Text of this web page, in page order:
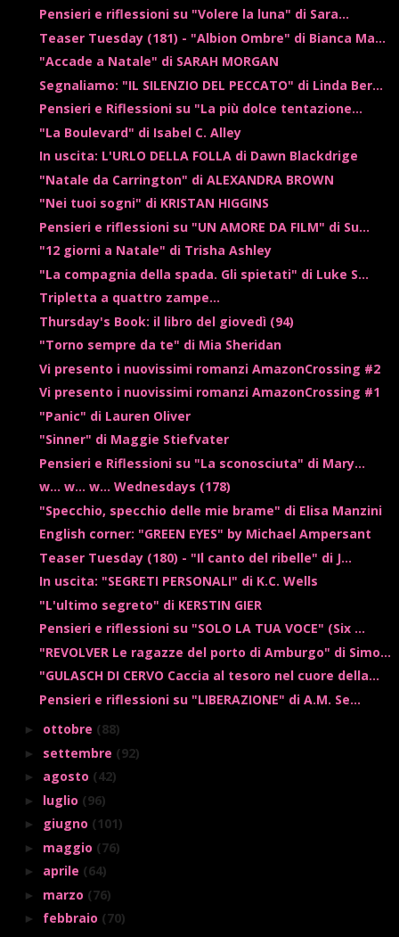
Pensieri e riflessioni su "Volere la luna" di Sara...
Teaser Tuesday (181) - "Albion Ombre" di Bianca Ma...
"Accade a Natale" di SARAH MORGAN
Segnaliamo: "IL SILENZIO DEL PECCATO" di Linda Ber...
Pensieri e Riflessioni su "La più dolce tentazione...
"La Boulevard" di Isabel C. Alley
In uscita: L'URLO DELLA FOLLA di Dawn Blackdrige
"Natale da Carrington" di ALEXANDRA BROWN
"Nei tuoi sogni" di KRISTAN HIGGINS
Pensieri e riflessioni su "UN AMORE DA FILM" di Su...
"12 giorni a Natale" di Trisha Ashley
"La compagnia della spada. Gli spietati" di Luke S...
Tripletta a quattro zampe...
Thursday's Book: il libro del giovedì (94)
"Torno sempre da te" di Mia Sheridan
Vi presento i nuovissimi romanzi AmazonCrossing #2
Vi presento i nuovissimi romanzi AmazonCrossing #1
"Panic" di Lauren Oliver
"Sinner" di Maggie Stiefvater
Pensieri e Riflessioni su "La sconosciuta" di Mary...
w... w... w... Wednesdays (178)
"Specchio, specchio delle mie brame" di Elisa Manzini
English corner: "GREEN EYES" by Michael Ampersant
Teaser Tuesday (180) - "Il canto del ribelle" di J...
In uscita: "SEGRETI PERSONALI" di K.C. Wells
"L'ultimo segreto" di KERSTIN GIER
Pensieri e riflessioni su "SOLO LA TUA VOCE" (Six ...
"REVOLVER Le ragazze del porto di Amburgo" di Simo...
"GULASCH DI CERVO Caccia al tesoro nel cuore della...
Pensieri e riflessioni su "LIBERAZIONE" di A.M. Se...
► ottobre (88)
► settembre (92)
► agosto (42)
► luglio (96)
► giugno (101)
► maggio (76)
► aprile (64)
► marzo (76)
► febbraio (70)